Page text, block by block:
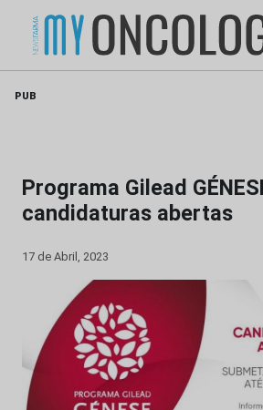
PUB
Programa Gilead
candidaturas abertas
17 de Abril, 2023